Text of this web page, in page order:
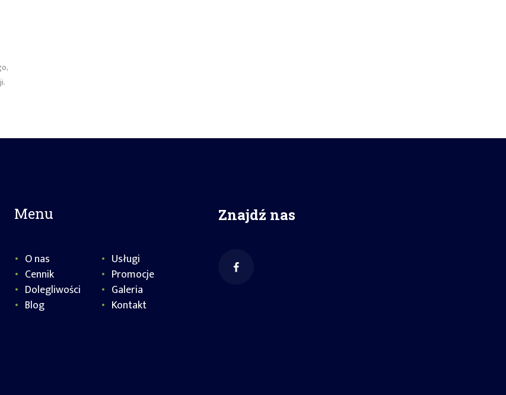
Menu
O nas
Usługi
Cennik
Promocje
Dolegliwości
Galeria
Blog
Kontakt
Znajdź nas